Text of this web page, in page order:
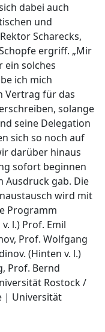
dabei auch
und
Scharecks,
ergriff. „Mir
ein solches
ich mich
Vertrag für das
solange
seine Delegation
sich so noch auf
darüber hinaus
sofort beginnen
Ausdruck gab. Die
wird mit
Programm
l.) Prof. Emil
Prof. Wolfgang
(Hinten v. l.)
Prof. Bernd
Rostock /
| Universität